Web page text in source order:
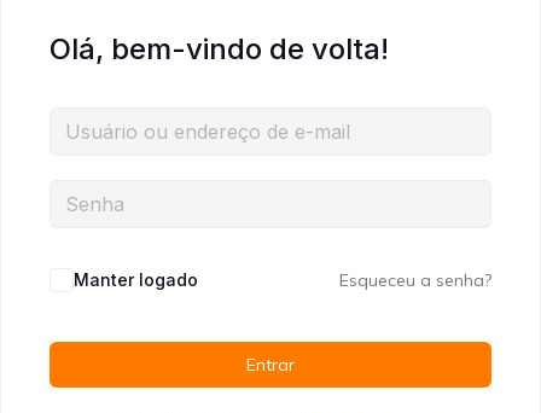
Olá, bem-vindo de volta!
Manter logado Esqueceu a senha?
Entrar